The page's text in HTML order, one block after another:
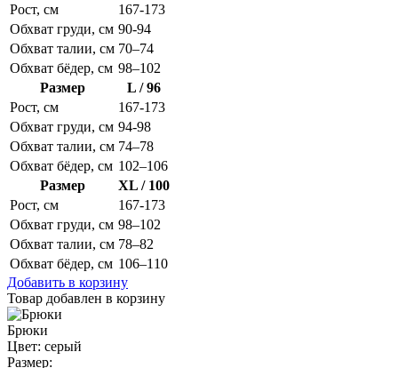
Рост, см
167-173
Обхват груди, см 90-94
Обхват талии, см 70–74
Обхват бёдер, см 98–102
Размер
L / 96
Рост, см
167-173
Обхват груди, см 94-98
Обхват талии, см 74–78
Обхват бёдер, см 102–106
Размер
XL / 100
Рост, см
167-173
Обхват груди, см 98–102
Обхват талии, см 78–82
Обхват бёдер, см 106–110
Добавить в корзину
Товар добавлен в корзину
Брюки
Цвет: серый
Размер: